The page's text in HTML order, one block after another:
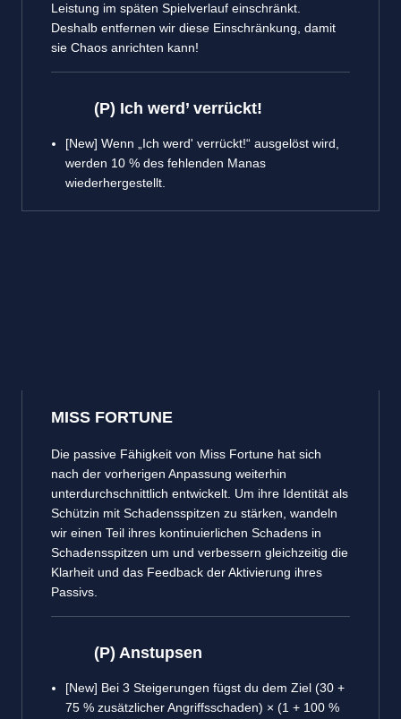
Leistung im späten Spielverlauf einschränkt.
Deshalb entfernen wir diese Einschränkung, damit
sie Chaos anrichten kann!
(P) Ich werd’ verrückt!
[New] Wenn „Ich werd' verrückt!“ ausgelöst wird,
werden 10 % des fehlenden Manas
wiederhergestellt.
MISS FORTUNE
Die passive Fähigkeit von Miss Fortune hat sich
nach der vorherigen Anpassung weiterhin
unterdurchschnittlich entwickelt. Um ihre Identität als
Schützin mit Schadensspitzen zu stärken, wandeln
wir einen Teil ihres kontinuierlichen Schadens in
Schadensspitzen um und verbessern gleichzeitig die
Klarheit und das Feedback der Aktivierung ihres
Passivs.
(P) Anstupsen
[New] Bei 3 Steigerungen fügst du dem Ziel (30 +
75 % zusätzlicher Angriffsschaden) × (1 + 100 %